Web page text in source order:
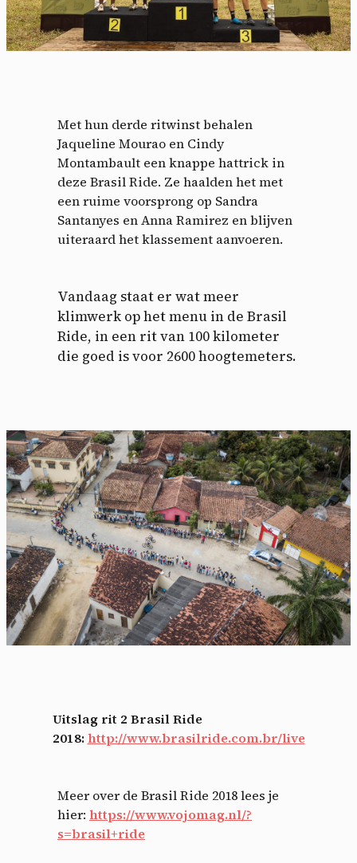
Met hun derde ritwinst behalen
Jaqueline Mourao en Cindy
Montambault een knappe hattrick in
deze Brasil Ride. Ze haalden het met
een ruime voorsprong op Sandra
Santanyes en Anna Ramirez en blijven
uiteraard het klassement aanvoeren.
Vandaag staat er wat meer
klimwerk op het menu in de Brasil
Ride, in een rit van 100 kilometer
die goed is voor 2600 hoogtemeters.
Uitslag rit 2 Brasil Ride
2018:http://www.brasilride.com.br/live
Meer over de Brasil Ride 2018 lees je
hier: https://www.vojomag.nl/?
s=brasil+ride